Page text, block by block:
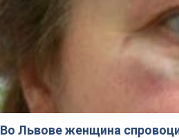
Во Львове женщина